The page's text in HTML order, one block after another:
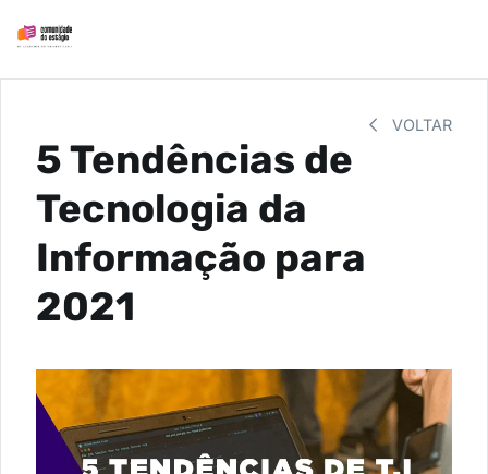
VOLTAR
5 Tendências de
Tecnologia da
Informação para
2021